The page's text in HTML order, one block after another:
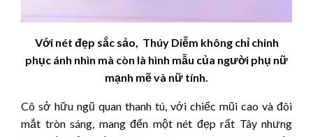
Với nét đẹp sắc sảo, Thúy Diễm không chỉ chinh
phục ánh nhìn mà còn là hình mẫu của người phụ nữ
mạnh mẽ và nữ tính.
Cô sở hữu ngũ quan thanh tú, với chiếc mũi cao và đôi
mắt tròn sáng, mang đến một nét đẹp rất Tây nhưng